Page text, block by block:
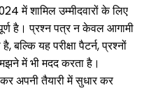
में शामिल उम्मीदवारों के लिए
है। प्रश्न पत्र न केवल आगामी
बल्कि यह परीक्षा पैटर्न, प्रश्नों
में भी मदद करता है।
अपनी तैयारी में सुधार कर